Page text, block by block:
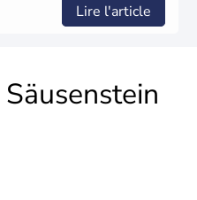
Lire l'article
Säusenstein